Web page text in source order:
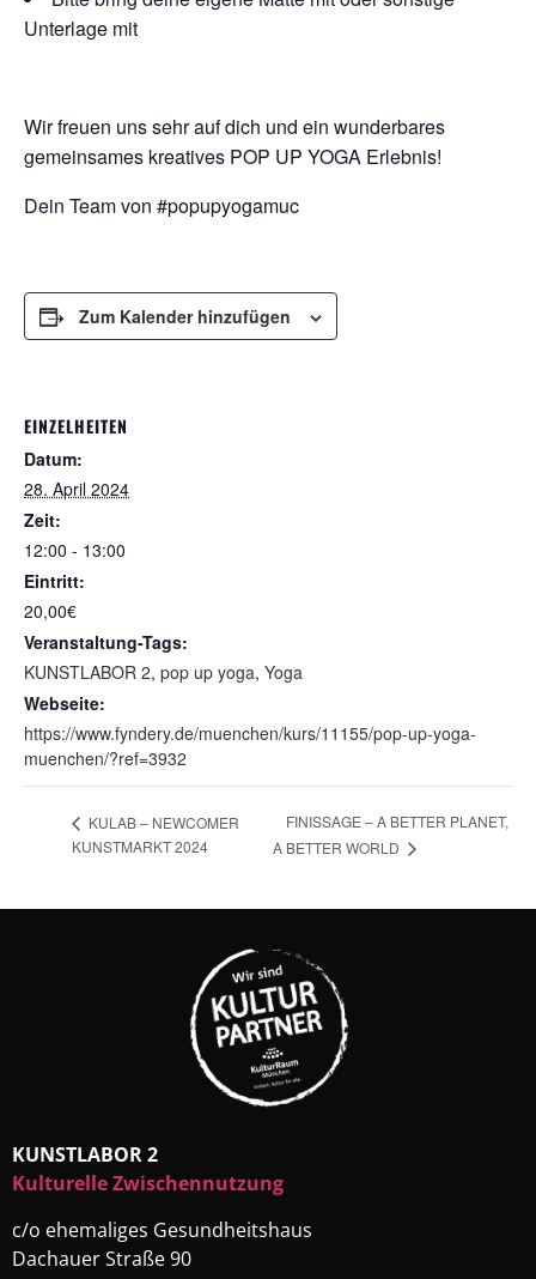
Unterlage mit
Wir freuen uns sehr auf dich und ein wunderbares
gemeinsames kreatives POP UP YOGA Erlebnis!
Dein Team von #popupyogamuc
Zum Kalender hinzufügen
EINZELHEITEN
Datum:
28. April 2024
Zeit:
12:00 - 13:00
Eintritt:
20,00€
Veranstaltung-Tags:
KUNSTLABOR 2, pop up yoga, Yoga
Webseite:
https://www.fyndery.de/muenchen/kurs/11155/pop-up-yoga-
muenchen/?ref=3932
KULAB – NEWCOMER
KUNSTMARKT 2024
FINISSAGE – A BETTER PLANET,
A BETTER WORLD
KUNSTLABOR 2
Kulturelle Zwischennutzung
c/o ehemaliges Gesundheitshaus
Dachauer Straße 90